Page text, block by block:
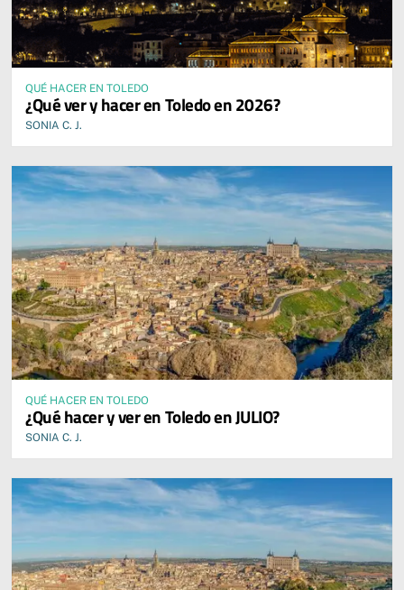
QUÉ HACER EN TOLEDO
¿Qué ver y hacer en Toledo en 2026?
SONIA C. J.
QUÉ HACER EN TOLEDO
¿Qué hacer y ver en Toledo en JULIO?
SONIA C. J.